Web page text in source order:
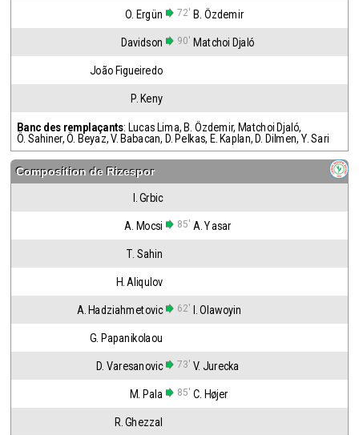
O. Ergün 72' B. Özdemir
Davidson 90' Matchoi Djaló
João Figueiredo
P. Keny
Banc des remplaçants: Lucas Lima, B. Özdemir, Matchoi Djaló,
Ö. Sahiner,Ö. Beyaz,V. Babacan, D. Pelkas, E. Kaplan, D. Dilmen, Y. Sari
Composition de Rizespor
I. Grbic
A. Mocsi 85' A. Yasar
T. Sahin
H. Aliqulov
A. Hadziahmetovic 62' I. Olawoyin
G. Papanikolaou
D. Varesanovic 73' V. Jurecka
M. Pala 85' C. Højer
R. Ghezzal